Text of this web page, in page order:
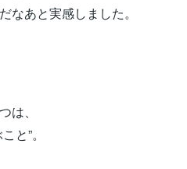
なあと実感しました。
は、
と”。